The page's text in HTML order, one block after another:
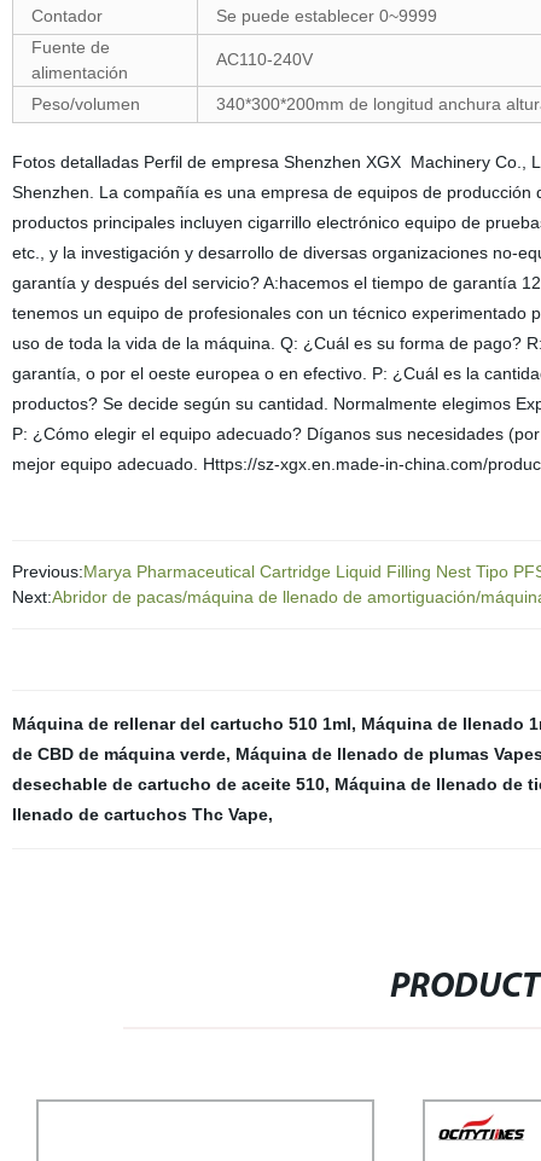
Contador
Se puede establecer 0~9999
Fuente de
alimentación
AC110-240V
Peso/volumen 340*300*200mm de longitud anchura
Fotos detalladas Perfil de empresa Shenzhen XGX Machinery Co.,
Shenzhen. La compañía es una empresa de equipos de
productos principales incluyen cigarrillo electrónico equipo de
etc., y la investigación y desarrollo de diversas organizaciones no-
garantía y después del servicio? A:hacemos el tiempo de garantía
tenemos un equipo de profesionales con un técnico
uso de toda la vida de la máquina. Q: ¿Cuál es su forma de pago?
garantía, o por el oeste europea o en efectivo. P: ¿Cuál es la
productos? Se decide según su cantidad. Normalmente elegimos
P: ¿Cómo elegir el equipo adecuado? Díganos sus necesidades
mejor equipo adecuado. Https://sz-xgx.en.made-in-china.com/
Previous:Marya Pharmaceutical Cartridge Liquid Filling Nest Tipo
Next:Abridor de pacas/máquina de llenado de amortiguación/
Máquina de rellenar del cartucho 510 1ml, Máquina de llenado
de CBD de máquina verde, Máquina de llenado de plumas
desechable de cartucho de aceite 510, Máquina de llenado de
llenado de cartuchos Thc Vape,